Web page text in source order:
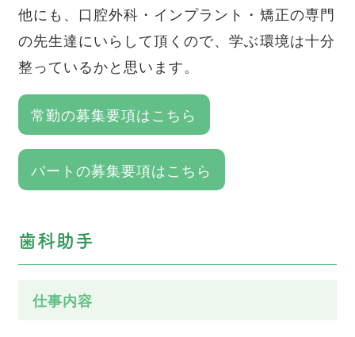
他にも、口腔外科・インプラント・矯正の専門
の先生達にいらして頂くので、学ぶ環境は十分
整っているかと思います。
常勤の募集要項はこちら
パートの募集要項はこちら
歯科助手
仕事内容